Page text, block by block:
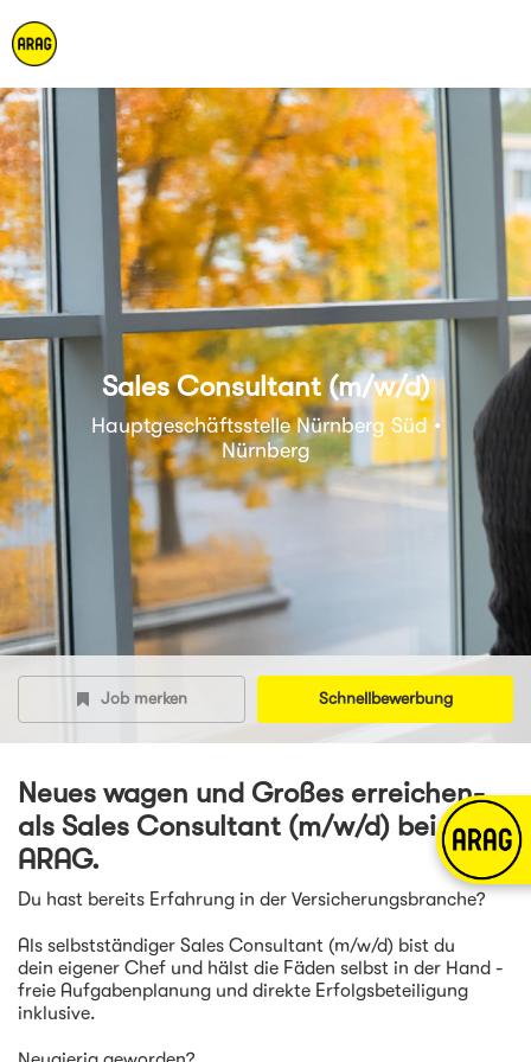
Sales Consultant (m/w/d)
Hauptgeschäftsstelle Nürnberg Süd •
Nürnberg
Job merken Schnellbewerbung
Neues wagen und Großes erreichen-
als Sales Consultant (m/w/d) bei der
ARAG.
Du hast bereits Erfahrung in der Versicherungsbranche?
Als selbstständiger Sales Consultant (m/w/d) bist du
dein eigener Chef und hälst die Fäden selbst in der Hand -
freie Aufgabenplanung und direkte Erfolgsbeteiligung
inklusive.